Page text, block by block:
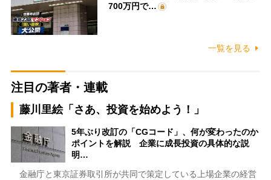
700万円で…
一覧を見る
注目の著者・連載
藤川里絵「さあ、投資を始めよう！」
5年ぶり改訂の「CGコード」、何が変わったのか
ポイントを解説 企業に成長投資の具体的な説
明…
金融庁と東京証券取引所が共同で策定している上場企業の経営